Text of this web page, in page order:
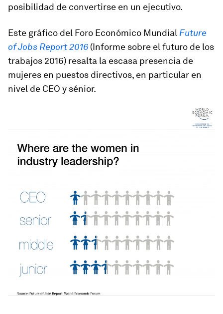
posibilidad de convertirse en un ejecutivo.
Este gráfico del Foro Económico Mundial Future
of Jobs Report 2016 (Informe sobre el futuro de los
trabajos 2016) resalta la escasa presencia de
mujeres en puestos directivos, en particular en
nivel de CEO y sénior.